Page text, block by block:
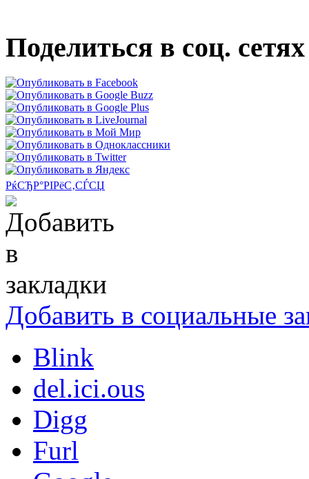
Поделиться в соц. сетях
РќСЂР°РІРёС‚СЃСЏ
Добавить в социальные
Blink
del.ici.ous
Digg
Furl